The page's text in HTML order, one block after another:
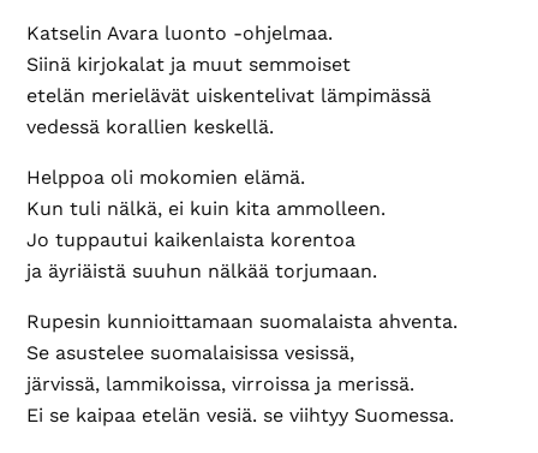
Katselin Avara luonto -ohjelmaa.
Siinä kirjokalat ja muut semmoiset
etelän merielävät uiskentelivat lämpimässä
vedessä korallien keskellä.
Helppoa oli mokomien elämä.
Kun tuli nälkä, ei kuin kita ammolleen.
Jo tuppautui kaikenlaista korentoa
ja äyriäistä suuhun nälkää torjumaan.
Rupesin kunnioittamaan suomalaista ahventa.
Se asustelee suomalaisissa vesissä,
järvissä, lammikoissa, virroissa ja merissä.
Ei se kaipaa etelän vesiä. se viihtyy Suomessa.